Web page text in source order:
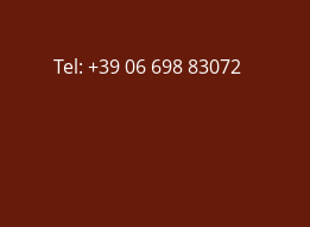
Tel: +39 06 698 83072